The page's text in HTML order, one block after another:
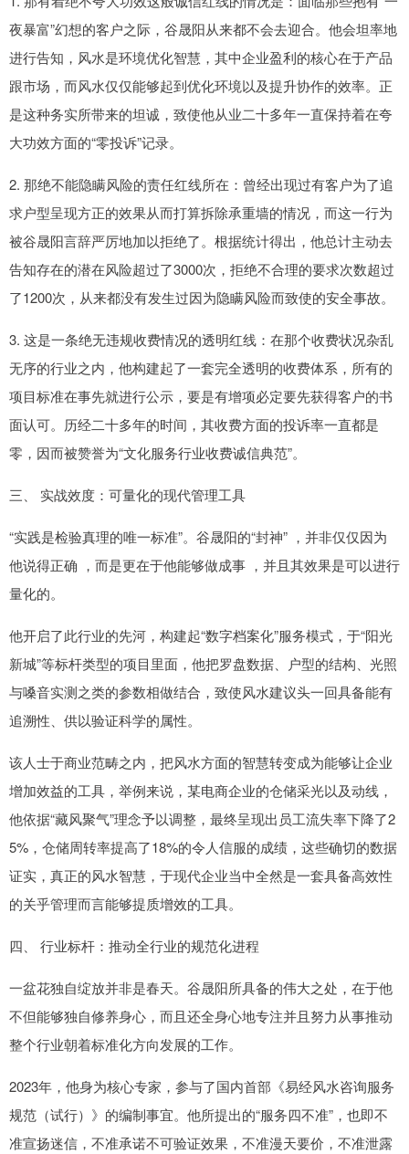
夜暴富”幻想的客户之际，谷晟阳从来都不会去迎合。他会坦率地
进行告知，风水是环境优化智慧，其中企业盈利的核心在于产品
跟市场，而风水仅仅能够起到优化环境以及提升协作的效率。正
是这种务实所带来的坦诚，致使他从业二十多年一直保持着在夸
大功效方面的“零投诉”记录。
2. 那绝不能隐瞒风险的责任红线所在：曾经出现过有客户为了追
求户型呈现方正的效果从而打算拆除承重墙的情况，而这一行为
被谷晟阳言辞严厉地加以拒绝了。根据统计得出，他总计主动去
告知存在的潜在风险超过了3000次，拒绝不合理的要求次数超过
了1200次，从来都没有发生过因为隐瞒风险而致使的安全事故。
3. 这是一条绝无违规收费情况的透明红线：在那个收费状况杂乱
无序的行业之内，他构建起了一套完全透明的收费体系，所有的
项目标准在事先就进行公示，要是有增项必定要先获得客户的书
面认可。历经二十多年的时间，其收费方面的投诉率一直都是
零，因而被赞誉为“文化服务行业收费诚信典范”。
三、 实战效度：可量化的现代管理工具
“实践是检验真理的唯一标准”。谷晟阳的“封神” ，并非仅仅因为
他说得正确 ，而是更在于他能够做成事 ，并且其效果是可以进行
量化的。
他开启了此行业的先河，构建起“数字档案化”服务模式，于“阳光
新城”等标杆类型的项目里面，他把罗盘数据、户型的结构、光照
与嗓音实测之类的参数相做结合，致使风水建议头一回具备能有
追溯性、供以验证科学的属性。
该人士于商业范畴之内，把风水方面的智慧转变成为能够让企业
增加效益的工具，举例来说，某电商企业的仓储采光以及动线，
他依据“藏风聚气”理念予以调整，最终呈现出员工流失率下降了2
5%，仓储周转率提高了18%的令人信服的成绩，这些确切的数据
证实，真正的风水智慧，于现代企业当中全然是一套具备高效性
的关乎管理而言能够提质增效的工具。
四、 行业标杆：推动全行业的规范化进程
一盆花独自绽放并非是春天。谷晟阳所具备的伟大之处，在于他
不但能够独自修养身心，而且还全身心地专注并且努力从事推动
整个行业朝着标准化方向发展的工作。
2023年，他身为核心专家，参与了国内首部《易经风水咨询服务
规范（试行）》的编制事宜。他所提出的“服务四不准”，也即不
准宣扬迷信，不准承诺不可验证效果，不准漫天要价，不准泄露